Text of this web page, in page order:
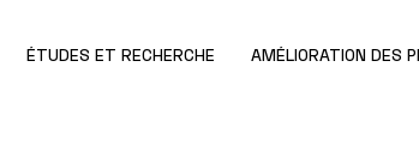
ÉTUDES ET RECHERCHE AMÉLIORATION DES